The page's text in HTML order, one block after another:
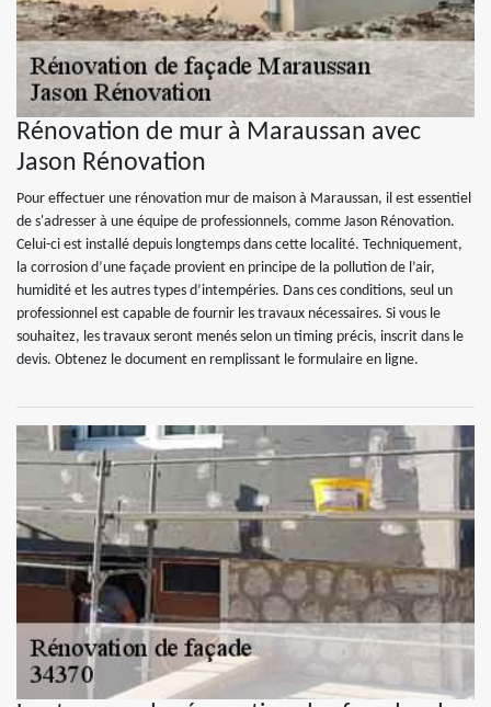
Rénovation de mur à Maraussan avec
Jason Rénovation
Pour effectuer une rénovation mur de maison à Maraussan, il est essentiel
de s'adresser à une équipe de professionnels, comme Jason Rénovation.
Celui-ci est installé depuis longtemps dans cette localité. Techniquement,
la corrosion d’une façade provient en principe de la pollution de l’air,
humidité et les autres types d’intempéries. Dans ces conditions, seul un
professionnel est capable de fournir les travaux nécessaires. Si vous le
souhaitez, les travaux seront menés selon un timing précis, inscrit dans le
devis. Obtenez le document en remplissant le formulaire en ligne.